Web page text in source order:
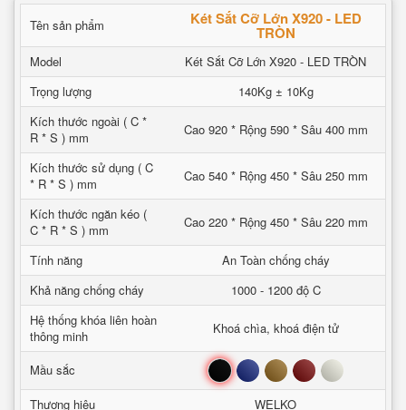
Tên sản phẩm Két Sắt Cỡ Lớn X920 - LED
TRÒN
Model
Két Sắt Cỡ Lớn X920 - LED TRÒN
Trọng lượng
140Kg ± 10Kg
Kích thước ngoài ( C *
R * S ) mm
Cao 920 * Rộng 590 * Sâu 400 mm
Kích thước sử dụng ( C
* R * S ) mm
Cao 540 * Rộng 450 * Sâu 250 mm
Kích thước ngăn kéo (
C * R * S ) mm
Cao 220 * Rộng 450 * Sâu 220 mm
Tính năng
An Toàn chống cháy
Khả năng chống cháy
1000 - 1200 độ C
Hệ thống khóa liên hoàn
thông minh
Khoá chìa, khoá điện tử
Mầu sắc Đen Xanh Nâu Đỏ Trắng
Thương hiệu
WELKO